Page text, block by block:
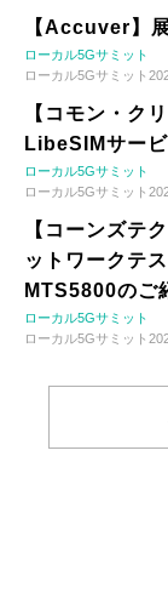
【Accuver】
ローカル5Gサミット
ローカル5Gサミット
【コモン・ク
LibeSIMサー
ローカル5Gサミット
ローカル5Gサミット
【コーンズ
ットワークテ
MTS5800のご
ローカル5Gサミット
ローカル5Gサミット